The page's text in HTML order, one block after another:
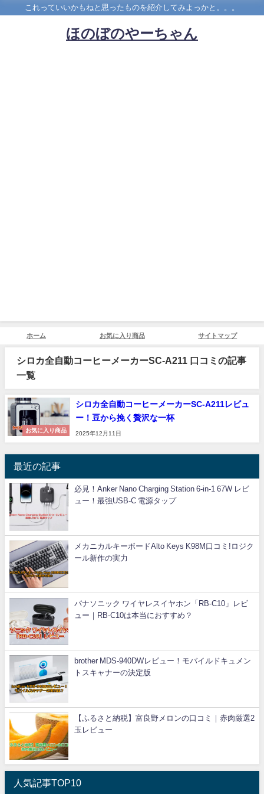
これっていいかもねと思ったものを紹介してみよっかと。。。
ほのぼのやーちゃん
ホーム お気に入り商品 サイトマップ
シロカ全自動コーヒーメーカーSC-A211 口コミの記事
一覧
お気に入り商品
シロカ全自動コーヒーメーカーSC-A211レビュ
ー！豆から挽く贅沢な一杯
2025年12月11日
最近の記事
必見！Anker Nano Charging Station 6-in-1 67W レビ
ュー！最強USB-C 電源タップ
メカニカルキーボードAlto Keys K98M口コミ!ロジク
ール新作の実力
パナソニック ワイヤレスイヤホン「RB-C10」レビ
ュー｜RB-C10は本当におすすめ？
brother MDS-940DWレビュー！モバイルドキュメン
トスキャナーの決定版
【ふるさと納税】富良野メロンの口コミ｜赤肉厳選2
玉レビュー
人気記事TOP10